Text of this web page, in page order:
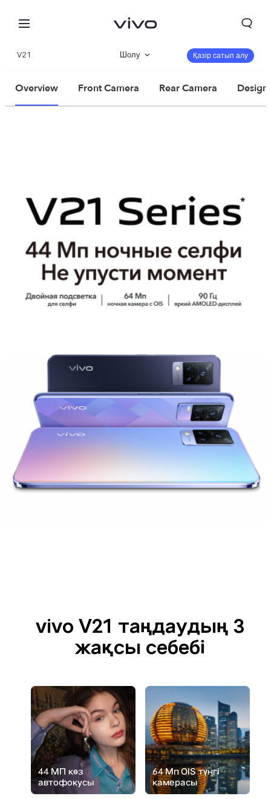
V21 Шолу
Сипаттамалар
Қазір сатып алу
Overview Front Camera Rear Camera Design
vivo V21 таңдаудың 3
жақсы себебі
44 МП көз
автофокусы
64 Мп OIS түнгі
камерасы